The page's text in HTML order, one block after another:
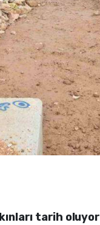
tarih oluyor